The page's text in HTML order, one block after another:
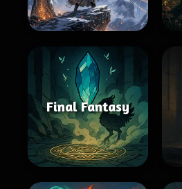
Final Fantasy